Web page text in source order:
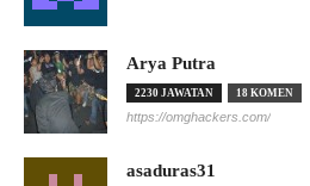
Arya Putra
2230 JAWATAN 18 KOMEN
https://omghackers.com/
asaduras31